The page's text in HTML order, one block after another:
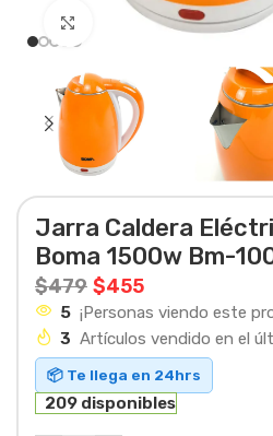
Haga clic para ampliar
Jarra Caldera
Boma 1500w Bm-
$479 $455
5 ¡Personas viendo este
3 Artículos vendido en el
📦 Te llega en 24hrs
209 disponibles